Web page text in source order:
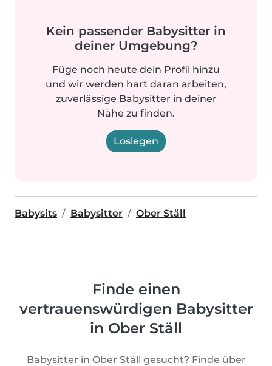
Kein passender Babysitter in
deiner Umgebung?
Füge noch heute dein Profil hinzu
und wir werden hart daran arbeiten,
zuverlässige Babysitter in deiner
Nähe zu finden.
Loslegen
Babysits Babysitter Ober Ställ
Finde einen
vertrauenswürdigen Babysitter
in Ober Ställ
Babysitter in Ober Ställ gesucht? Finde über